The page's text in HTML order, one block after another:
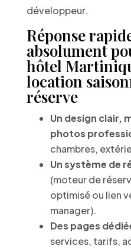
développeur.
Réponse
absolument
hôtel
location
réserve
Un design clair,
photos
chambres,
Un système de
(moteur de
optimisé ou lien
manager).
Des pages
services, tarifs,